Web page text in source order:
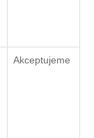
Akceptujeme